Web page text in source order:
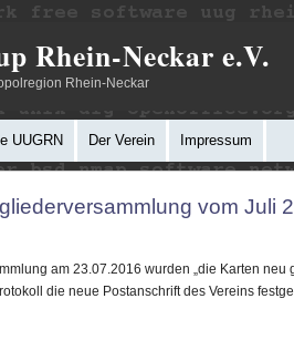
Rhein-Neckar e.V.
Rhein-Neckar
UUGRN Der Verein Impressum
vom Juli
am 23.07.2016 wurden „die Karten neu
die neue Postanschrift des Vereins